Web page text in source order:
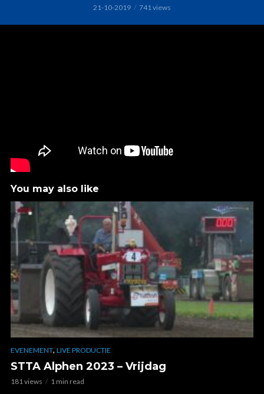
21-10-2019 741 views
You may also like
EVENEMENT, LIVE PRODUCTIE
STTA Alphen 2023 – Vrijdag
181 views 1 min read